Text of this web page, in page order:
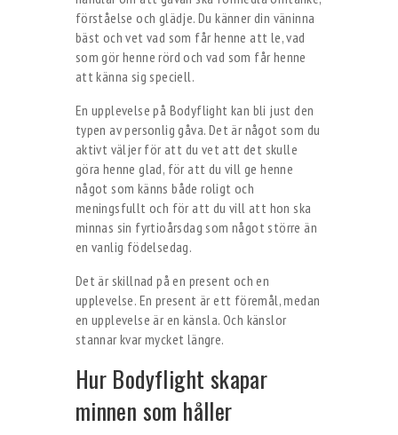
förståelse och glädje. Du känner din väninna
bäst och vet vad som får henne att le, vad
som gör henne rörd och vad som får henne
att känna sig speciell.
En upplevelse på Bodyflight kan bli just den
typen av personlig gåva. Det är något som du
aktivt väljer för att du vet att det skulle
göra henne glad, för att du vill ge henne
något som känns både roligt och
meningsfullt och för att du vill att hon ska
minnas sin fyrtioårsdag som något större än
en vanlig födelsedag.
Det är skillnad på en present och en
upplevelse. En present är ett föremål, medan
en upplevelse är en känsla. Och känslor
stannar kvar mycket längre.
Hur Bodyflight skapar
minnen som håller